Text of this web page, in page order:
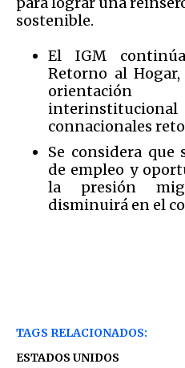
sostenible.
El IGM
Retorno al
orientación
connacionales
Se considera que
de empleo y
la presión
disminuirá en el
TAGS RELACIONADOS:
ESTADOS UNIDOS